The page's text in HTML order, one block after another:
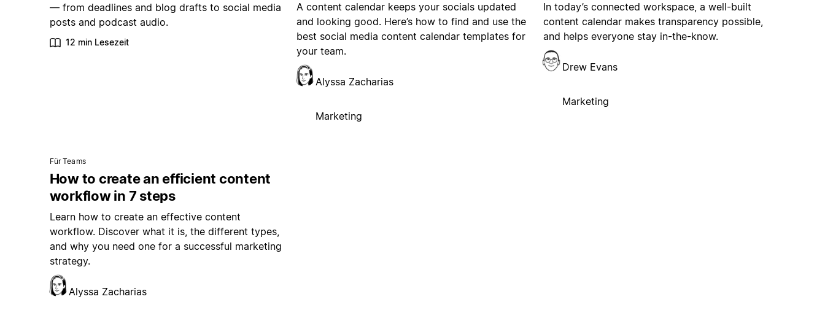
— from deadlines and blog drafts to social media
posts and podcast audio.
12 min Lesezeit
A content calendar keeps your socials updated
and looking good. Here’s how to find and use the
best social media content calendar templates for
your team.
Alyssa Zacharias
Marketing
In today’s connected workspace, a well-built
content calendar makes transparency possible,
and helps everyone stay in-the-know.
Drew Evans
Marketing
Für Teams
How to create an efficient content
workflow in 7 steps
Learn how to create an effective content
workflow. Discover what it is, the different types,
and why you need one for a successful marketing
strategy.
Alyssa Zacharias